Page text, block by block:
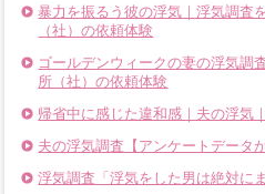
暴力を振るう彼の浮気｜浮気調査
（社）の依頼体験
ゴールデンウィークの妻の浮気調
所（社）の依頼体験
帰省中に感じた違和感｜夫の浮気
夫の浮気調査【アンケートデータ
浮気調査「浮気をした男は絶対に